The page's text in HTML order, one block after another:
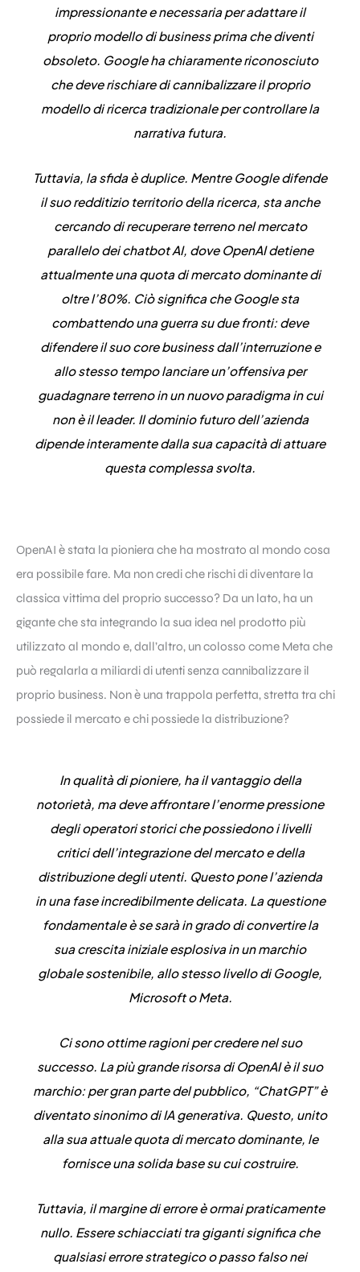
impressionante e necessaria per adattare il
proprio modello di business prima che diventi
obsoleto. Google ha chiaramente riconosciuto
che deve rischiare di cannibalizzare il proprio
modello di ricerca tradizionale per controllare la
narrativa futura.
Tuttavia, la sfida è duplice. Mentre Google difende
il suo redditizio territorio della ricerca, sta anche
cercando di recuperare terreno nel mercato
parallelo dei chatbot AI, dove OpenAI detiene
attualmente una quota di mercato dominante di
oltre l’80%. Ciò significa che Google sta
combattendo una guerra su due fronti: deve
difendere il suo core business dall’interruzione e
allo stesso tempo lanciare un’offensiva per
guadagnare terreno in un nuovo paradigma in cui
non è il leader. Il dominio futuro dell’azienda
dipende interamente dalla sua capacità di attuare
questa complessa svolta.
OpenAI è stata la pioniera che ha mostrato al mondo cosa
era possibile fare. Ma non credi che rischi di diventare la
classica vittima del proprio successo? Da un lato, ha un
gigante che sta integrando la sua idea nel prodotto più
utilizzato al mondo e, dall’altro, un colosso come Meta che
può regalarla a miliardi di utenti senza cannibalizzare il
proprio business. Non è una trappola perfetta, stretta tra chi
possiede il mercato e chi possiede la distribuzione?
In qualità di pioniere, ha il vantaggio della
notorietà, ma deve affrontare l’enorme pressione
degli operatori storici che possiedono i livelli
critici dell’integrazione del mercato e della
distribuzione degli utenti. Questo pone l’azienda
in una fase incredibilmente delicata. La questione
fondamentale è se sarà in grado di convertire la
sua crescita iniziale esplosiva in un marchio
globale sostenibile, allo stesso livello di Google,
Microsoft o Meta.
Ci sono ottime ragioni per credere nel suo
successo. La più grande risorsa di OpenAI è il suo
marchio: per gran parte del pubblico, “ChatGPT” è
diventato sinonimo di IA generativa. Questo, unito
alla sua attuale quota di mercato dominante, le
fornisce una solida base su cui costruire.
Tuttavia, il margine di errore è ormai praticamente
nullo. Essere schiacciati tra giganti significa che
qualsiasi errore strategico o passo falso nei